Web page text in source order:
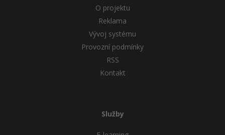
O projektu
Reklama
Vývoj systému
Provozní podmínky
RSS
Kontakt
Služby